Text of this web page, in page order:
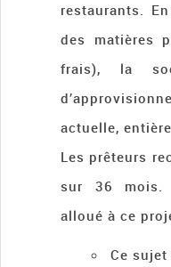
restaurants.
des matières
frais), la
actuelle,
Les prêteurs
sur 36 mois.
alloué à ce
Ce